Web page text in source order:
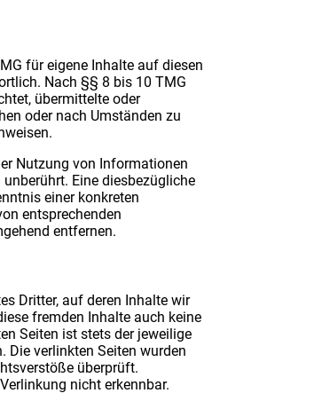
für eigene Inhalte auf diesen
Nach §§ 8 bis 10 TMG
übermittelte oder
oder nach Umständen zu
Nutzung von Informationen
Eine diesbezügliche
einer konkreten
entsprechenden
entfernen.
Dritter, auf deren Inhalte wir
fremden Inhalte auch keine
Seiten ist stets der jeweilige
Die verlinkten Seiten wurden
überprüft.
nicht erkennbar.